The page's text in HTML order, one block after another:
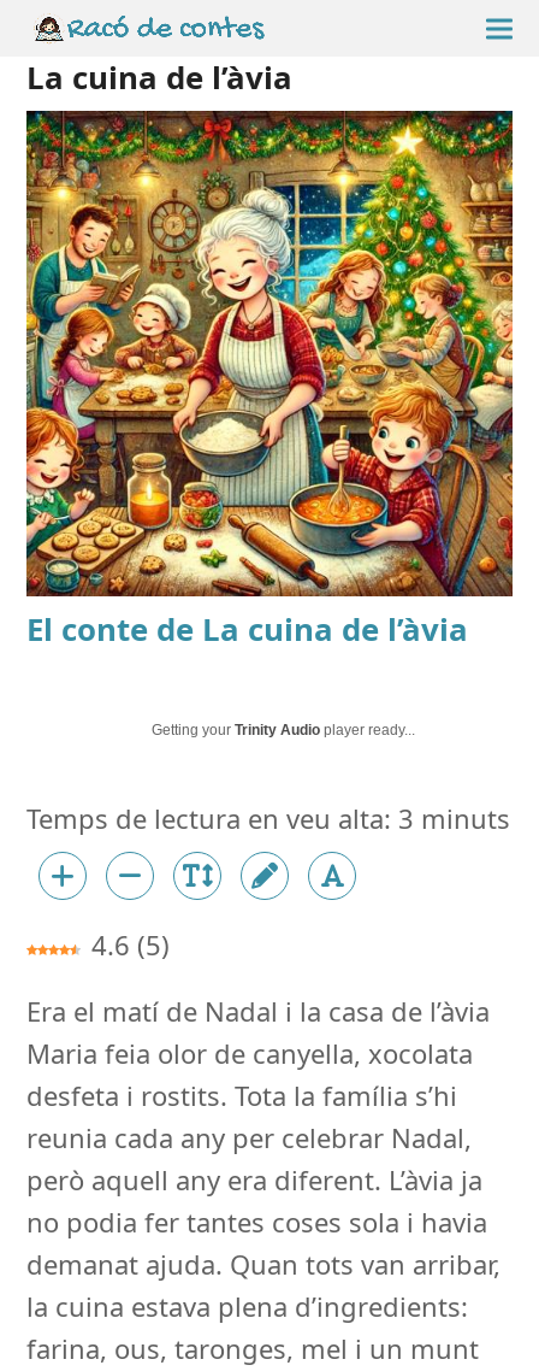
La cuina de l’àvia
El conte de La cuina de l’àvia
Getting yourTrinity Audio player ready...
4.6 (5)
Era el matí de Nadal i la casa de l’àvia
Maria feia olor de canyella, xocolata
desfeta i rostits. Tota la família s’hi
reunia cada any per celebrar Nadal,
però aquell any era diferent. L’àvia ja
no podia fer tantes coses sola i havia
demanat ajuda. Quan tots van arribar,
la cuina estava plena d’ingredients:
farina, ous, taronges, mel i un munt